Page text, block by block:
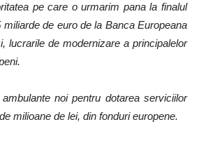
pe care o urmarim pana la finalul
de euro de la Banca Europeana
lucrarile de modernizare a principalelor
noi pentru dotarea serviciilor
milioane de lei, din fonduri europene.